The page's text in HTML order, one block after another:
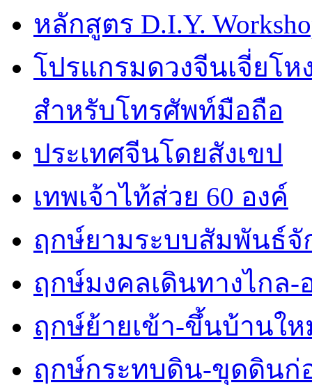
หลักสูตร D.I.Y.
โปรแกรมดวงจีนเจี่ยโห
สำหรับโทรศัพท์มือถือ
ประเทศจีนโดยสังเขป
เทพเจ้าไท้ส่วย 60 องค์
ฤกษ์ยามระบบสัมพันธ์จั
ฤกษ์มงคลเดินทางไกล-
ฤกษ์ย้ายเข้า-ขึ้นบ้านใ
ฤกษ์กระทบดิน-ขุดดินก่